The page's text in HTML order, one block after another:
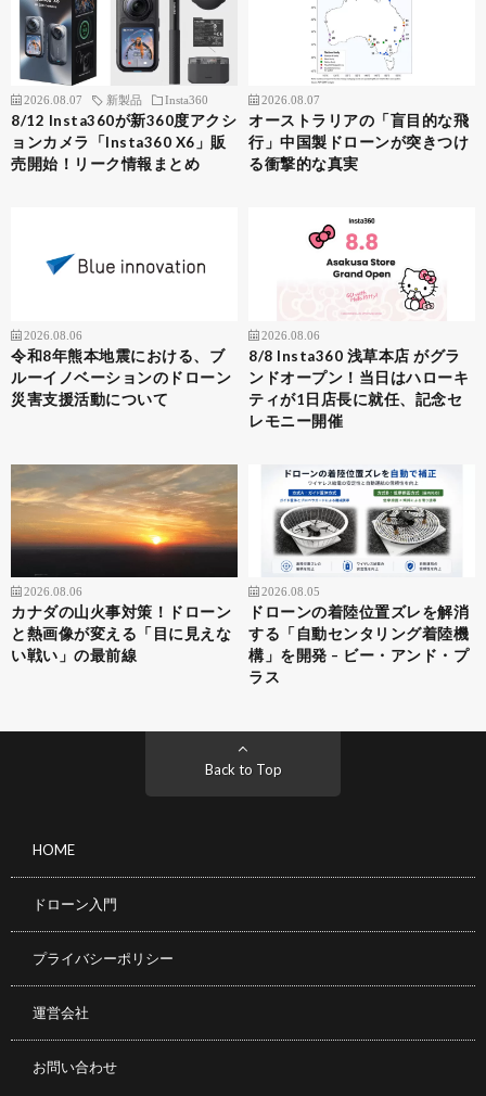
2026.08.07 新製品 Insta360
8/12 Insta360が新360度アクシ
ョンカメラ「Insta360 X6」販
売開始！リーク情報まとめ
2026.08.07
オーストラリアの「盲目的な飛
行」中国製ドローンが突きつけ
る衝撃的な真実
2026.08.06
令和8年熊本地震における、ブ
ルーイノベーションのドローン
災害支援活動について
2026.08.06
8/8 Insta360 浅草本店 がグラ
ンドオープン！当日はハローキ
ティが1日店長に就任、記念セ
レモニー開催
2026.08.06
カナダの山火事対策！ドローン
と熱画像が変える「目に見えな
い戦い」の最前線
2026.08.05
ドローンの着陸位置ズレを解消
する「自動センタリング着陸機
構」を開発 – ビー・アンド・プ
ラス
Back to Top
HOME
ドローン入門
プライバシーポリシー
運営会社
お問い合わせ